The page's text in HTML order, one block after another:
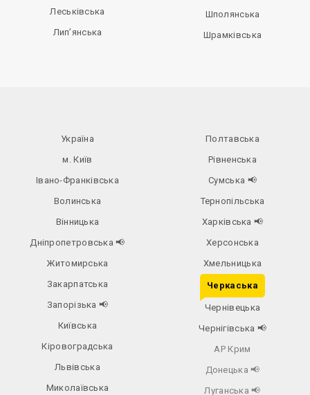
Леськівська
Лип’янська
Шполянська
Шрамківська
Україна
м. Київ
Івано-Франківська
Волинська
Вінницька
Дніпропетровська📢
Житомирська
Закарпатська
Запорізька 📢
Київська
Кіровоградська
Львівська
Миколаївська
Полтавська
Рівненська
Сумська 📢
Тернопільська
Харківська 📢
Херсонська
Хмельницька
Черкаська
Чернівецька
Чернігівська 📢
АР Крим
Донецька 📢
Луганська 📢